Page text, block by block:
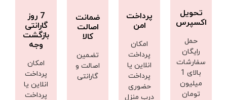
تحویل
اکسپرس
حمل
رایگان
سفارشات
بالای 1
میلیون
تومان
پرداخت
امن
امکان
پرداخت
انلاین یا
پرداخت
حضوری
درب منزل
ضمانت
اصالت
کالا
تضمین
اصالت و
گارانتی
7 روز
گارانتی
بازگشت
وجه
امکان
پرداخت
انلاین یا
پرداخت